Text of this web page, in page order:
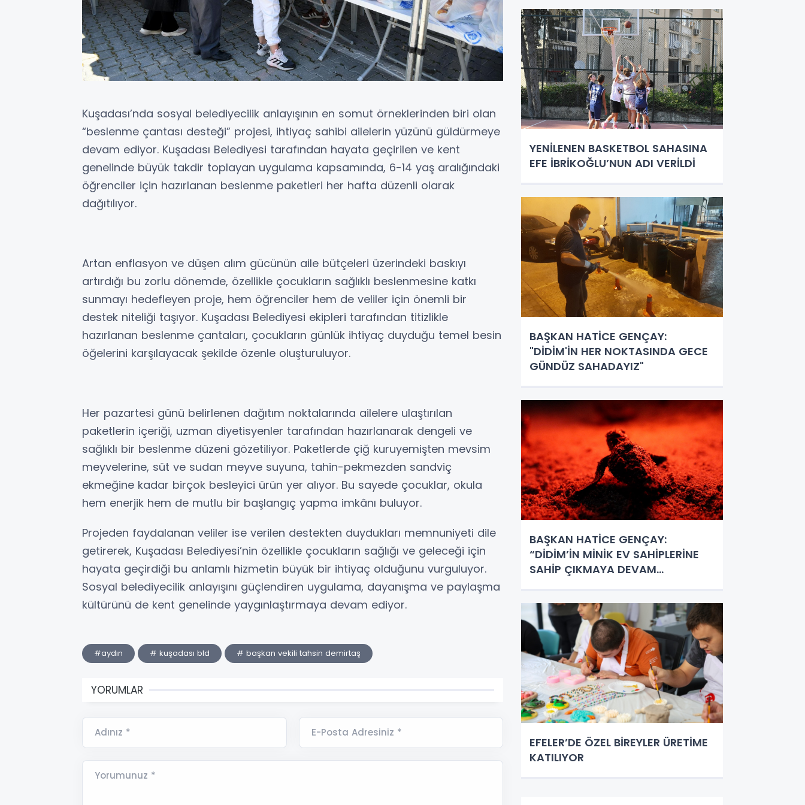
Kuşadası’nda sosyal belediyecilik anlayışının en somut örneklerinden biri olan
“beslenme çantası desteği” projesi, ihtiyaç sahibi ailelerin yüzünü güldürmeye
devam ediyor. Kuşadası Belediyesi tarafından hayata geçirilen ve kent
genelinde büyük takdir toplayan uygulama kapsamında, 6-14 yaş aralığındaki
öğrenciler için hazırlanan beslenme paketleri her hafta düzenli olarak
dağıtılıyor.
Artan enflasyon ve düşen alım gücünün aile bütçeleri üzerindeki baskıyı
artırdığı bu zorlu dönemde, özellikle çocukların sağlıklı beslenmesine katkı
sunmayı hedefleyen proje, hem öğrenciler hem de veliler için önemli bir
destek niteliği taşıyor. Kuşadası Belediyesi ekipleri tarafından titizlikle
hazırlanan beslenme çantaları, çocukların günlük ihtiyaç duyduğu temel besin
öğelerini karşılayacak şekilde özenle oluşturuluyor.
Her pazartesi günü belirlenen dağıtım noktalarında ailelere ulaştırılan
paketlerin içeriği, uzman diyetisyenler tarafından hazırlanarak dengeli ve
sağlıklı bir beslenme düzeni gözetiliyor. Paketlerde çiğ kuruyemişten mevsim
meyvelerine, süt ve sudan meyve suyuna, tahin-pekmezden sandviç
ekmeğine kadar birçok besleyici ürün yer alıyor. Bu sayede çocuklar, okula
hem enerjik hem de mutlu bir başlangıç yapma imkânı buluyor.
Projeden faydalanan veliler ise verilen destekten duydukları memnuniyeti dile
getirerek, Kuşadası Belediyesi’nin özellikle çocukların sağlığı ve geleceği için
hayata geçirdiği bu anlamlı hizmetin büyük bir ihtiyaç olduğunu vurguluyor.
Sosyal belediyecilik anlayışını güçlendiren uygulama, dayanışma ve paylaşma
kültürünü de kent genelinde yaygınlaştırmaya devam ediyor.
#aydın # kuşadası bld # başkan vekili tahsin demirtaş
YORUMLAR
Adınız * E-Posta Adresiniz *
Yorumunuz *
YENİLENEN BASKETBOL SAHASINA
EFE İBRİKOĞLU’NUN ADI VERİLDİ
BAŞKAN HATİCE GENÇAY:
"DİDİM'İN HER NOKTASINDA GECE
GÜNDÜZ SAHADAYIZ"
BAŞKAN HATİCE GENÇAY:
“DİDİM’İN MİNİK EV SAHİPLERİNE
SAHİP ÇIKMAYA DEVAM
EFELER’DE ÖZEL BİREYLER ÜRETİME
KATILIYOR